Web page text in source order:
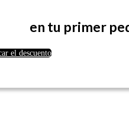
en tu primer
el descuento